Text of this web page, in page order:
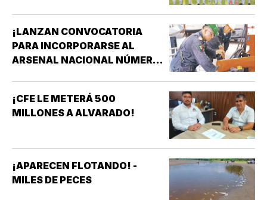
¡LANZAN CONVOCATORIA
PARA INCORPORARSE AL
ARSENAL NACIONAL NÚMERO
¡CFE LE METERÁ 500
MILLONES A ALVARADO!
¡APARECEN FLOTANDO! -
MILES DE PECES